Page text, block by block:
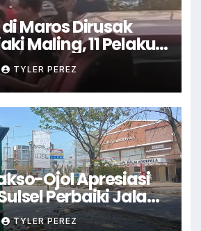
Maros Dirusak
Maling, 11 Pelaku
TYLER PEREZ
Ojol Apresiasi
Perbaiki Jalan
Aroepala
TYLER PEREZ